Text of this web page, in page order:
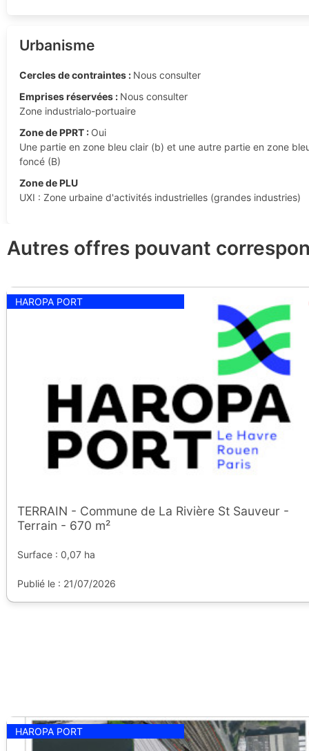
Urbanisme
Cercles de contraintes : Nous consulter
Emprises réservées : Nous consulter
Zone industrialo-portuaire
Zone de PPRT : Oui
Une partie en zone bleu clair (b) et une autre partie en zone
foncé (B)
Zone de PLU
UXI : Zone urbaine d'activités industrielles (grandes industries)
Autres offres pouvant
HAROPA PORT
TERRAIN - Commune de La Rivière St Sauveur -
Terrain - 670 m²
Surface : 0,07 ha
Publié le : 21/07/2026
HAROPA PORT